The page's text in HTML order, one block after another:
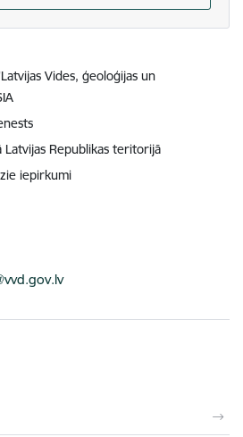
Vides, ģeoloģijas un
Latvijas Republikas teritorijā
iepirkumi